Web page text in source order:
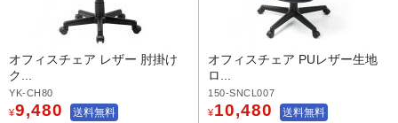
オフィスチェア レザー 肘掛け
ク...
YK-CH80
¥9,480
送料無料
オフィスチェア PUレザー生地
ロ...
150-SNCL007
¥10,480
送料無料